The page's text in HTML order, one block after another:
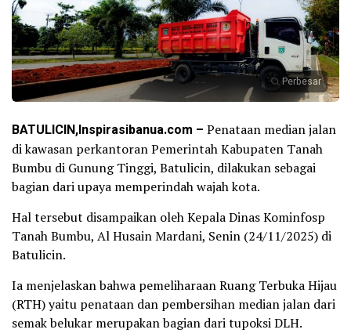
Perbesar
BATULICIN,Inspirasibanua.com – Penataan median jalan
di kawasan perkantoran Pemerintah Kabupaten Tanah
Bumbu di Gunung Tinggi, Batulicin, dilakukan sebagai
bagian dari upaya memperindah wajah kota.
Hal tersebut disampaikan oleh Kepala Dinas Kominfosp
Tanah Bumbu, Al Husain Mardani, Senin (24/11/2025) di
Batulicin.
Ia menjelaskan bahwa pemeliharaan Ruang Terbuka Hijau
(RTH) yaitu penataan dan pembersihan median jalan dari
semak belukar merupakan bagian dari tupoksi DLH.